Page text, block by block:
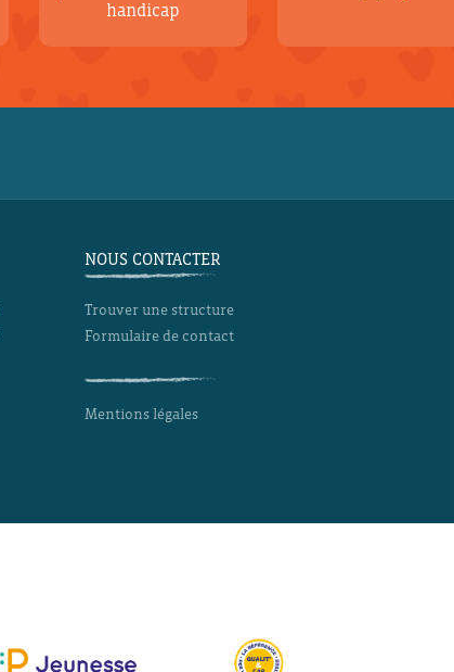
handicap
NOUS CONTACTER
Trouver une structure
Formulaire de contact
Mentions légales